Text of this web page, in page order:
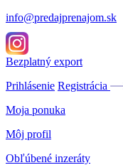
info@predajprenajom.sk
Bezplatný export
Prihlásenie Registrácia
Moja ponuka
Môj profil
Obľúbené inzeráty